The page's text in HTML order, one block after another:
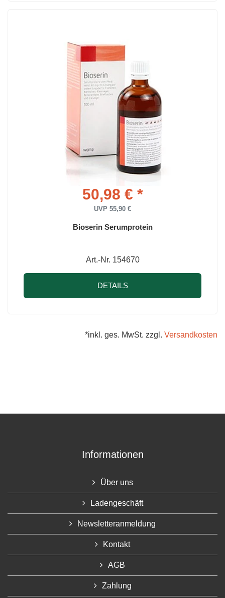
50,98 € *
UVP 55,90 €
Bioserin Serumprotein
Art.-Nr. 154670
DETAILS
*inkl. ges. MwSt. zzgl. Versandkosten
Informationen
Über uns
Ladengeschäft
Newsletteranmeldung
Kontakt
AGB
Zahlung